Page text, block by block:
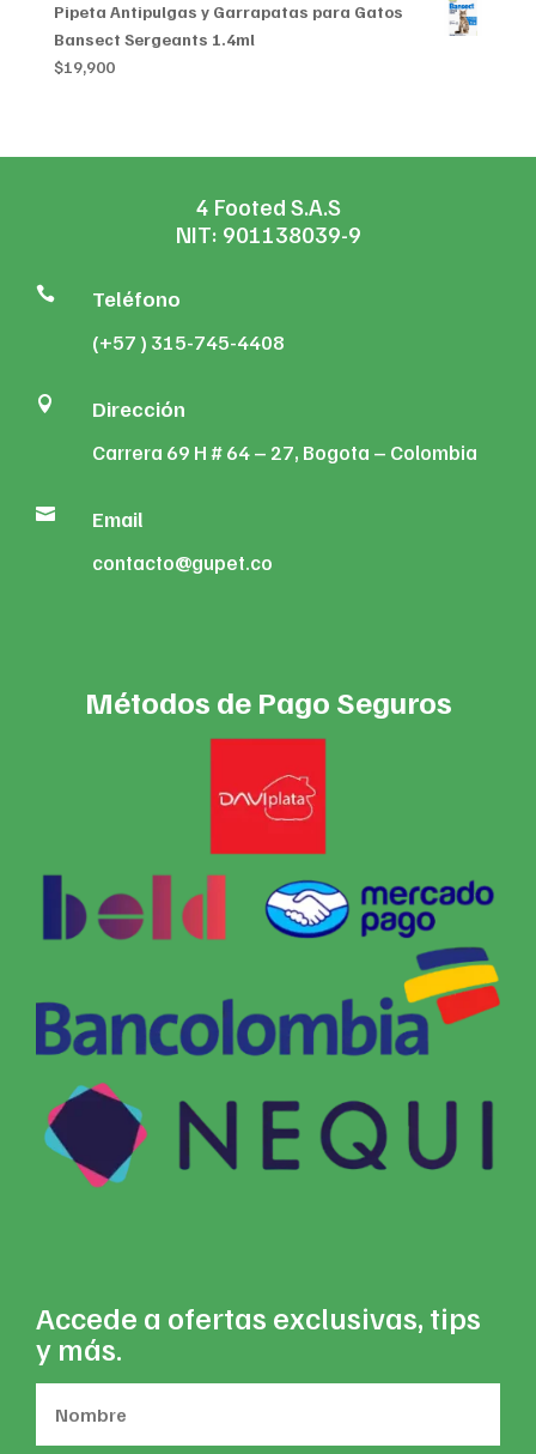
Pipeta Antipulgas y Garrapatas para Gatos
Bansect Sergeants 1.4ml
$19,900
4 Footed S.A.S
NIT: 901138039-9
 Teléfono
(+57 ) 315-745-4408
 Dirección
Carrera 69 H # 64 – 27, Bogota – Colombia
 Email
contacto@gupet.co
Métodos de Pago Seguros
Accede a ofertas exclusivas, tips
y más.